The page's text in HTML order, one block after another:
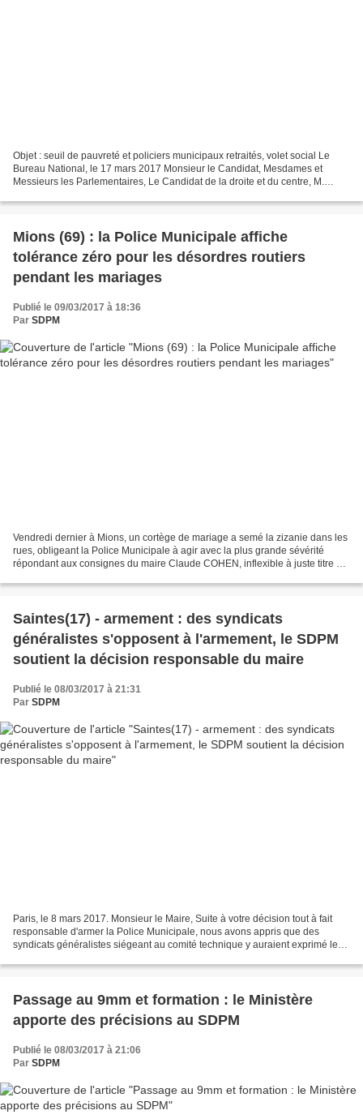
Objet : seuil de pauvreté et policiers municipaux retraités, volet social Le
Bureau National, le 17 mars 2017 Monsieur le Candidat, Mesdames et
Messieurs les Parlementaires, Le Candidat de la droite et du centre, M.
Mions (69) : la Police Municipale affiche
tolérance zéro pour les désordres routiers
pendant les mariages
Publié le 09/03/2017 à 18:36
Par SDPM
Vendredi dernier à Mions, un cortège de mariage a semé la zizanie dans les
rues, obligeant la Police Municipale à agir avec la plus grande sévérité
répondant aux consignes du maire Claude COHEN, inflexible à juste titre sur
Saintes(17) - armement : des syndicats
généralistes s'opposent à l'armement, le SDPM
soutient la décision responsable du maire
Publié le 08/03/2017 à 21:31
Par SDPM
Paris, le 8 mars 2017. Monsieur le Maire, Suite à votre décision tout à fait
responsable d'armer la Police Municipale, nous avons appris que des
syndicats généralistes siégeant au comité technique y auraient exprimé leur
Passage au 9mm et formation : le Ministère
apporte des précisions au SDPM
Publié le 08/03/2017 à 21:06
Par SDPM